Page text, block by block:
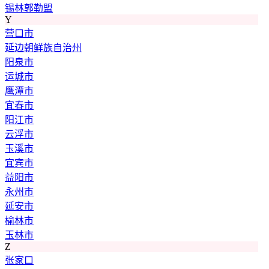
锡林郭勒盟
Y
营口市
延边朝鲜族自治州
阳泉市
运城市
鹰潭市
宜春市
阳江市
云浮市
玉溪市
宜宾市
益阳市
永州市
延安市
榆林市
玉林市
Z
张家口